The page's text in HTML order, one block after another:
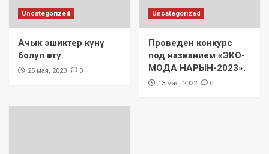
Uncategorized
Ачык эшиктер күнү
болуп өттү.
25 мая, 2023 0
Uncategorized
Проведен конкурс
под названием «ЭКО-
МОДА НАРЫН-2023».
13 мая, 2022 0